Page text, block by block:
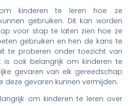
kinderen te leren hoe ze
gebruiken. Dit kan worden
voor stap te laten zien hoe ze
gebruiken en hen de kans te
te proberen onder toezicht van
is ook belangrijk om kinderen te
gevaren van elk gereedschap
deze gevaren kunnen vermijden.
om kinderen te leren over